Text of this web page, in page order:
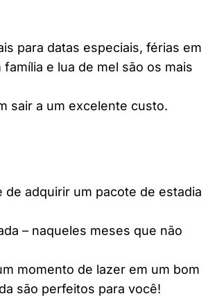
para datas especiais, férias em
e lua de mel são os mais
sair a um excelente custo.
adquirir um pacote de estadia
– naqueles meses que não
momento de lazer em um bom
são perfeitos para você!